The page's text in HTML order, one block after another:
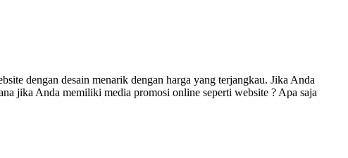
dengan desain menarik dengan harga yang terjangkau. Jika Anda
jika Anda memiliki media promosi online seperti website ? Apa saja